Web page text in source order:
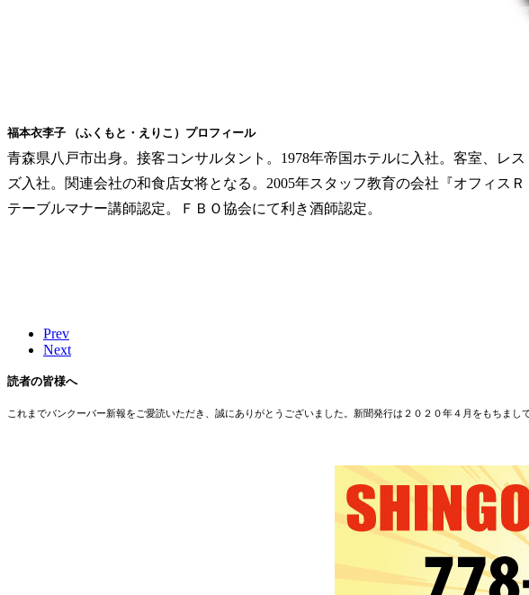
福本衣李子 （ふくもと・えりこ）プロフィール
青森県八戸市出身。接客コンサルタント。1978年帝国ホテルに入社。客室、レ
ズ入社。関連会社の和食店女将となる。2005年スタッフ教育の会社『オフィス
テーブルマナー講師認定。ＦＢＯ協会にて利き酒師認定。
Prev
Next
読者の皆様へ
これまでバンクーバー新報をご愛読いただき、誠にありがとうございました。新聞発行は２０２０年４月をもちまし